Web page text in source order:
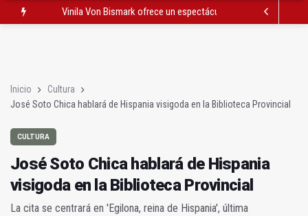
Vinila Von Bismark ofrece un espectáculo "rompedor" en el
Inicio
Cultura
José Soto Chica hablará de Hispania visigoda en la Biblioteca Provincial
CULTURA
José Soto Chica hablará de Hispania
visigoda en la Biblioteca Provincial
La cita se centrará en 'Egilona, reina de Hispania', última